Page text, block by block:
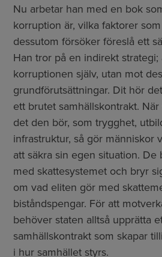
Nu arbetar han med en bok
korruption är, vilka faktorer
dessutom försöker föreslå ett
Han tror på en indirekt
korruptionen själv, utan mot
grundförutsättningar. Dit hör
ett brutet samhällskontrakt.
det den bör, som trygghet,
infrastruktur, så gör människor
att säkra sin egen situation. De
med skattesystemet och bryr
om vad eliten gör med
biståndspengar. För att
behöver staten alltså upprätta
samhällskontrakt som skapar
i hur samhället styrs.